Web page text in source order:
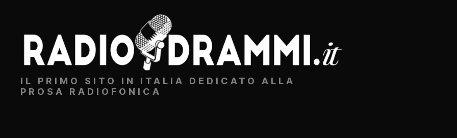
Radiodrammi.it
IL PRIMO SITO IN ITALIA DEDICATO ALLA
PROSA RADIOFONICA